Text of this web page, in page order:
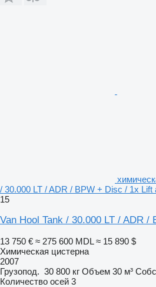
/ 30.000 LT / ADR / BPW + Disc / 1x Lift
15
Van Hool Tank / 30.000 LT / ADR
13 750 € ≈ 275 600 MDL ≈ 15 890 $
Химическая цистерна
2007
Грузопод. 30 800 кг Объем 30 м³
Количество осей 3